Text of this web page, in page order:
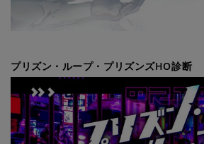
プリズン・ループ・プリズンズHO診断